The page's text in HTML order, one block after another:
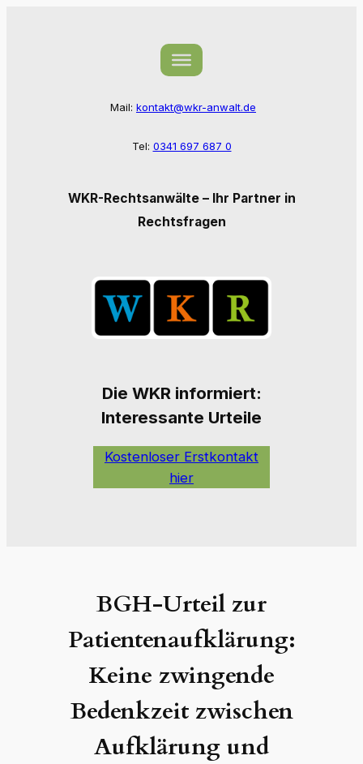
Mail: kontakt@wkr-anwalt.de
Tel: 0341 697 687 0
WKR-Rechtsanwälte – Ihr Partner in
Rechtsfragen
Die WKR informiert:
Interessante Urteile
Kostenloser Erstkontakt
hier
BGH-Urteil zur
Patientenaufklärung:
Keine zwingende
Bedenkzeit zwischen
Aufklärung und